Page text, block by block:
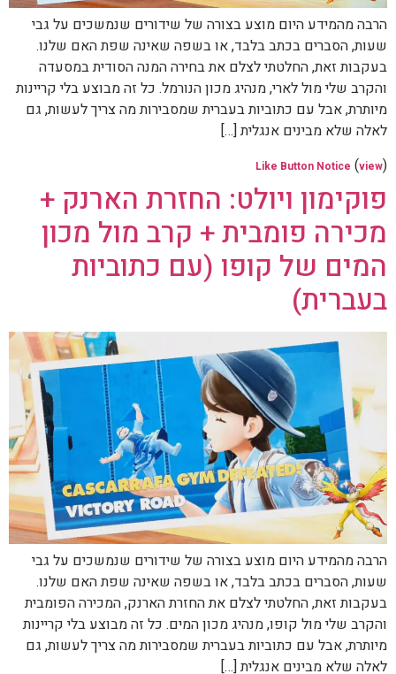
הרבה מהמידע היום מוצע בצורה של שידורים שנמשכים על גבי
שעות, הסברים בכתב בלבד, או בשפה שאינה שפת האם שלנו.
בעקבות זאת, החלטתי לצלם את בחירה המנה הסודית במסעדה
והקרב שלי מול לארי, מנהיג מכון הנורמל. כל זה מבוצע בלי קריינות
מיותרת, אבל עם כתוביות בעברית שמסבירות מה צריך לעשות, גם
לאלה שלא מבינים אנגלית […]
Like Button Notice (view)
פוקימון ויולט: החזרת הארנק +
מכירה פומבית + קרב מול מכון
המים של קופו (עם כתוביות
בעברית)
הרבה מהמידע היום מוצע בצורה של שידורים שנמשכים על גבי
שעות, הסברים בכתב בלבד, או בשפה שאינה שפת האם שלנו.
בעקבות זאת, החלטתי לצלם את החזרת הארנק, המכירה הפומבית
והקרב שלי מול קופו, מנהיג מכון המים. כל זה מבוצע בלי קריינות
מיותרת, אבל עם כתוביות בעברית שמסבירות מה צריך לעשות, גם
לאלה שלא מבינים אנגלית […]